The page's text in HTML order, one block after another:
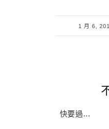
1 月 6,
快要過…